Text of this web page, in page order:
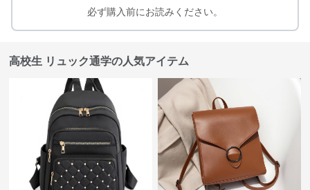
必ず購入前にお読みください。
高校生 リュック通学の人気アイテム